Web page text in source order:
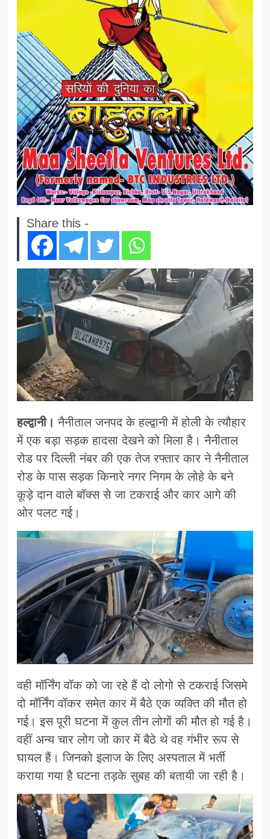
Share this -
हल्द्वानी। नैनीताल जनपद के हल्द्वानी में होली के त्यौहार
में एक बड़ा सड़क हादसा देखने को मिला है। नैनीताल
रोड पर दिल्ली नंबर की एक तेज रफ्तार कार ने नैनीताल
रोड के पास सड़क किनारे नगर निगम के लोहे के बने
कूड़े दान वाले बॉक्स से जा टकराई और कार आगे की
ओर पलट गई।
वही मॉर्निंग वॉक को जा रहे हैं दो लोगो से टकराई जिसमे
दो मॉर्निंग वॉकर समेत कार में बैठे एक व्यक्ति की मौत हो
गई। इस पूरी घटना में कुल तीन लोगों की मौत हो गई है।
वहीं अन्य चार लोग जो कार में बैठे थे वह गंभीर रूप से
घायल हैं। जिनको इलाज के लिए अस्पताल में भर्ती
कराया गया है घटना तड़के सुबह की बतायी जा रही है।